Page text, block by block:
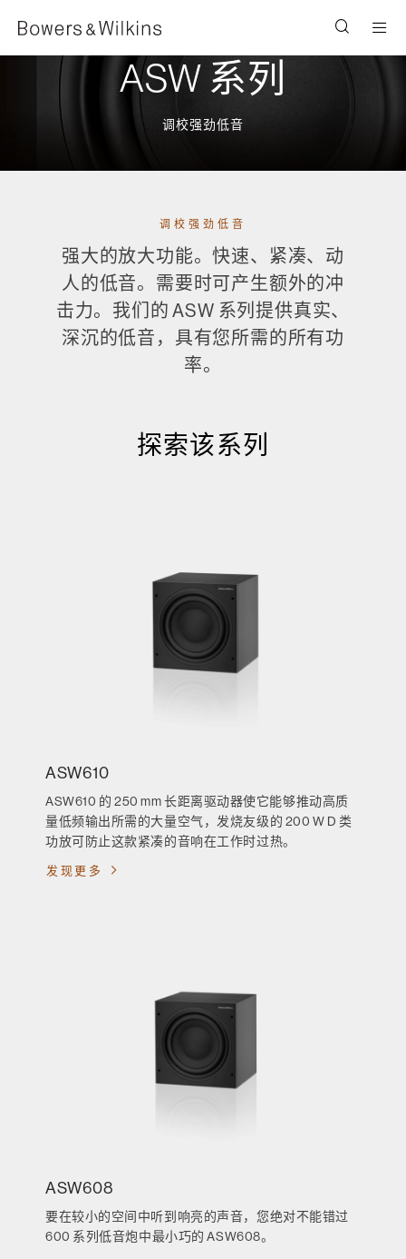
ASW 系列
调校强劲低音
调校强劲低音
强大的放大功能。快速、紧凑、动
人的低音。需要时可产生额外的冲
击力。我们的 ASW 系列提供真实、
深沉的低音，具有您所需的所有功
率。
探索该系列
ASW610
ASW610 的 250 mm 长距离驱动器使它能够推动高质
量低频输出所需的大量空气，发烧友级的 200 W D 类
功放可防止这款紧凑的音响在工作时过热。
发现更多
ASW608
要在较小的空间中听到响亮的声音，您绝对不能错过
600 系列低音炮中最小巧的 ASW608。